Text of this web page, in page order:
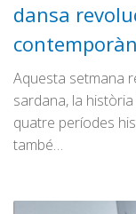
dansa
Aquesta setmana
sardana, la
quatre períodes
també…